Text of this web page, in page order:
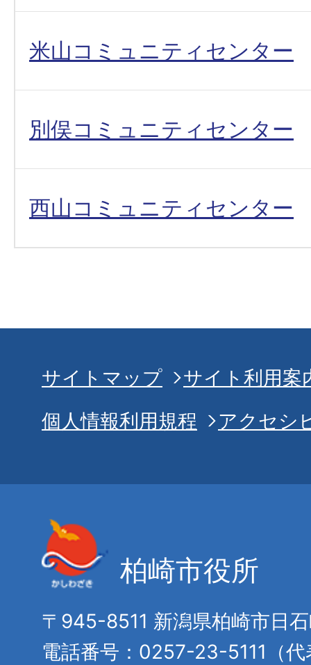
米山コミュニティセンター
別俣コミュニティセンター
西山コミュニティセンター
サイトマップ
サイト利用案
個人情報利用規程
アクセシ
柏崎市役所
〒945-8511 新潟県柏崎市日
電話番号：0257-23-5111（代